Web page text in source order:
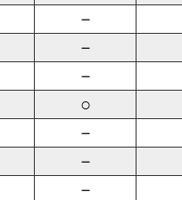
－
－
－
○
－
－
－